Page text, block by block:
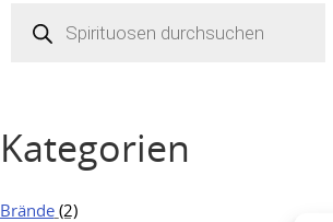
search
Kategorien
Brände (2)